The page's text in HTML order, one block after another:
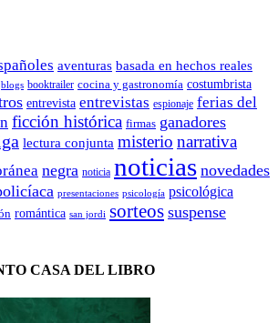
aventuras basada en hechos reales
blogs booktrailer cocina y gastronomía costumbrista
entrevista entrevistas espionaje ferias del
ficción histórica firmas ganadores
lectura conjunta misterio narrativa
negra noticia noticias novedades
presentaciones psicología psicológica
romántica san jordi sorteos suspense
CASA DEL LIBRO